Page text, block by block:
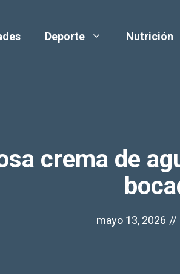
Deporte Nutrición
crema de
mayo 13, 2026 //